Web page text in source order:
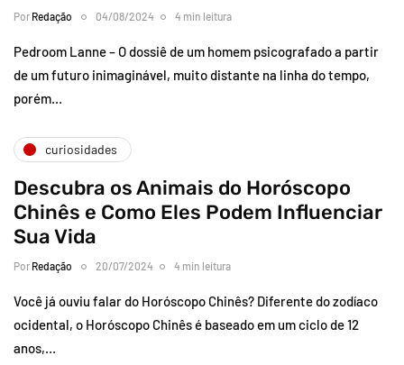
Por Redação 04/08/2024 4 min leitura
Pedroom Lanne – O dossiê de um homem psicografado a partir
de um futuro inimaginável, muito distante na linha do tempo,
porém…
curiosidades
Descubra os Animais do Horóscopo
Chinês e Como Eles Podem Influenciar
Sua Vida
Por Redação 20/07/2024 4 min leitura
Você já ouviu falar do Horóscopo Chinês? Diferente do zodíaco
ocidental, o Horóscopo Chinês é baseado em um ciclo de 12
anos,…